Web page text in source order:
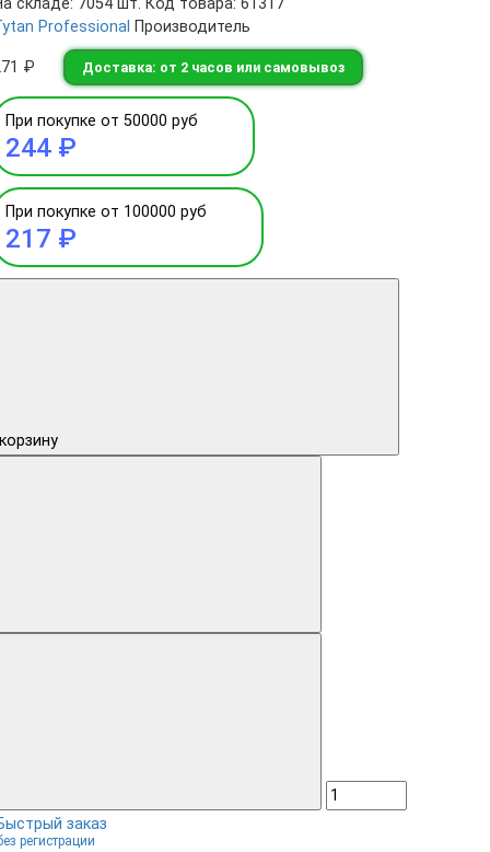
складе: 7054 шт. Код товара: 61317
Professional Производитель
₽ Доставка: от 2 часов или самовывоз
При покупке от 50000 руб
244 ₽
При покупке от 100000 руб
217 ₽
заказ
регистрации